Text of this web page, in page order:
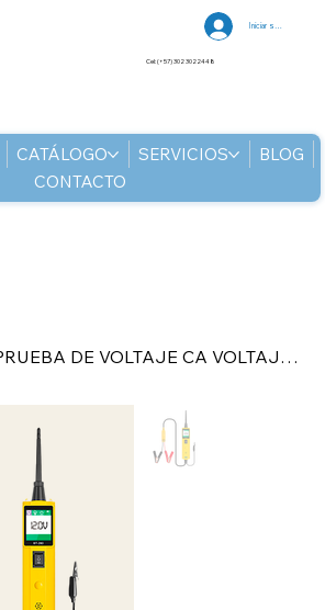
CATÁLOGO SERVICIOS
BLOG
CONTACTO
Iniciar sesión
Cel: (+57) 302 3022448
PUNTA LOGICA PRUEBA DE VOLTAJE CA VOLTAJE CC DETECCION DE RESISTENCIA